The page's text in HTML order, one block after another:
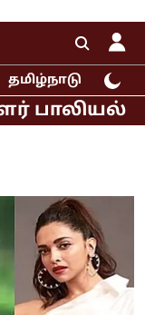
தமிழ்நாடு
புகார்!